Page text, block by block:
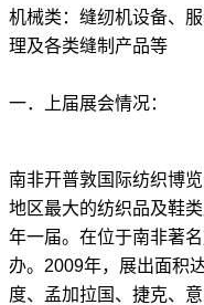
机械类：缝纫机设备、
理及各类缝制产品等
一．上届展会情况：
南非开普敦国际纺织博
地区最大的纺织品及鞋
年一届。在位于南非著
办。 2009年，展出面积
度、孟加拉国、捷克、